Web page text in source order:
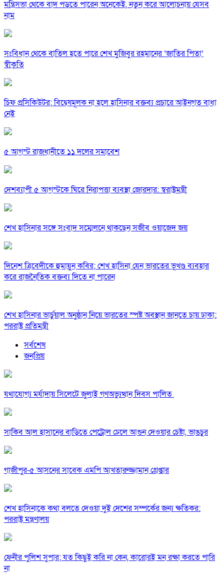
মন্ত্রিসভা থেকে বাদ পড়তে পারেন অনেকেই, নতুন করে আলোচনায় যেসব
নাম
সংবিধান থেকে বাতিল হতে পারে শেখ মুজিবুর রহমানের ‘জাতির পিতা’
স্বীকৃতি
চিফ প্রসিকিউটর; বিদ্বেষমূলক না হলে হাসিনার বক্তব্য প্রচারে আইনগত বাধা
নেই
৫ আগস্ট রাজধানীতে ১১ দলের সমাবেশ
দেশব্যাপী ৫ আগস্টকে ঘিরে নিরাপত্তা ব্যবস্থা জোরদার: স্বরাষ্ট্রমন্ত্রী
শেখ হাসিনার সঙ্গে সংবাদ সম্মেলনে থাকছেন সজীব ওয়াজেদ জয়
দিনেশ ত্রিবেদীকে হুমায়ুন কবির; শেখ হাসিনা যেন ভারতের ভূখণ্ড ব্যবহার
করে রাজনৈতিক বক্তব্য দিতে না পারেন
শেখ হাসিনার ভার্চুয়াল অনুষ্ঠান নিয়ে ভারতের স্পষ্ট অবস্থান জানতে চায় ঢাকা:
পররাষ্ট্র প্রতিমন্ত্রী
সর্বশেষ
জনপ্রিয়
যথাযোগ্য মর্যাদায় সিলেটে জুলাই গণঅভ্যুত্থান দিবস পালিত
সাকিব আল হাসানের বাড়িতে পেট্রোল ঢেলে আগুন দেওয়ার চেষ্টা, ভাঙচুর
গাজীপুর-৫ আসনের সাবেক এমপি আখতারুজ্জামান গ্রেপ্তার
শেখ হাসিনাকে কথা বলতে দেওয়া দুই দেশের সম্পর্কের জন্য ক্ষতিকর:
পররাষ্ট্র মন্ত্রণালয়
ফেনীর পুলিশ সুপার; যত কিছুই করি না কেন, কারোরই মন রক্ষা করতে পারি
না